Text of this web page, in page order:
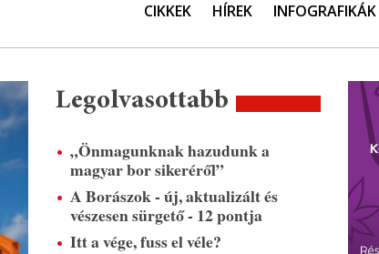
CIKKEK HÍREK INFOGRAFIKÁK
Legolvasottabb
„Önmagunknak hazudunk a
magyar bor sikeréről”
A Borászok - új, aktualizált és
vészesen sürgető - 12 pontja
Itt a vége, fuss el véle?